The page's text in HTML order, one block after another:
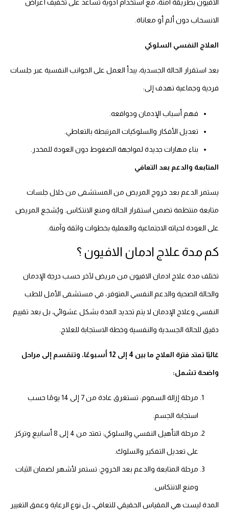
الأفيون بطريقة آمنة، مع استخدام أدوية تساعد على تخفيف أعراض
الانسحاب دون ألم أو معاناة.
العلاج النفسي السلوكي
بعد استقرار الحالة الجسدية، يبدأ العمل على الجوانب النفسية عبر جلسات
فردية وجماعية تهدف إلى:
فهم أسباب الإدمان ودوافعه.
تعديل الأفكار والسلوكيات المرتبطة بالتعاطي.
بناء مهارات جديدة لمواجهة الضغوط دون العودة للمخدر.
المتابعة والدعم بعد التعافي
يستمر الدعم بعد خروج المريض من المستشفى من خلال جلسات
متابعة منتظمة تضمن استقرار الحالة ومنع الانتكاس. ويُشجع المريض
على العودة لحياته الاجتماعية والعملية بخطوات واثقة وآمنة.
كم مدة علاج ادمان الافيون ؟
تختلف مدة علاج ادمان الافيون من مريض لآخر حسب درجة الإدمان
والحالة الصحية والدعم النفسي المتوفر، في مستشفى الأمل للطب
النفسي وعلاج الإدمان لا يتم تحديد المدة بشكل عشوائي، بل بعد تقييم
دقيق للحالة الجسدية والنفسية وخطة الاستجابة للعلاج.
غالبًا تمتد فترة العلاج ما بين 4 إلى 12 أسبوعًا، وتنقسم إلى مراحل
واضحة تشمل:
مرحلة إزالة السموم: تستغرق عادة من 7 إلى 14 يومًا حسب
استجابة الجسم.
مرحلة التأهيل النفسي والسلوكي: تمتد من 4 إلى 8 أسابيع وتركز
على تعديل التفكير والسلوك.
مرحلة المتابعة والدعم بعد الخروج: تستمر لأشهر لضمان الثبات
ومنع الانتكاس.
المدة ليست هي المقياس الحقيقي للتعافي، بل نوع الرعاية وعمق التغيير